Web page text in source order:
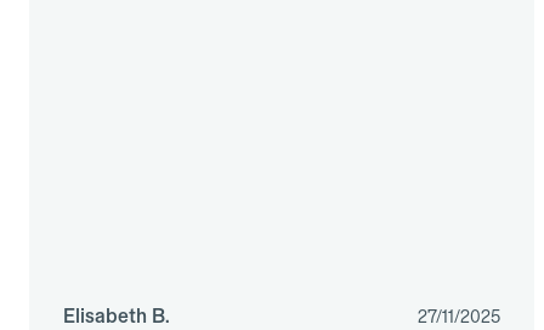
Elisabeth B. 27/11/2025